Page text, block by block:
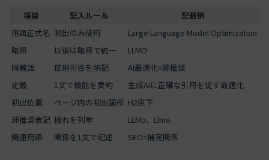
項目 記入ルール
記載例
用語正式名 初出のみ使用
Large Language Model Optimization
略語
以後は略語で統一
LLMO
同義語
使用可否を明記
AI最適化=非推奨
定義
1文で機能を要約
生成AIに正確な引用を促す最適化
初出位置
ページ内の初出箇所 H2直下
非推奨表記 揺れを列挙
LLMo、Llmo
関連用語
関係を1文で記述 SEO=補完関係